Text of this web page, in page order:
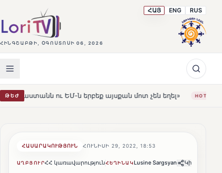
ՀԻՆԳՇԱԲԹԻ, ՕԳՈՍՏՈՍԻ 06, 2026
ՀԱՅ ENG RUS
ԹԵԺ
ն երբեք այսքան մոտ չեն եղել» HOT Լեռնահովիտի
ՀԱՍԱՐԱԿՈՒԹՅՈՒՆ ՀՈՒՆԻՍԻ 29, 2022, 18:53
ԱՂԲՅՈՒՐՀՀ կառավարությունՀԵՂԻՆԱԿLusine Sargsyan Կիսվել